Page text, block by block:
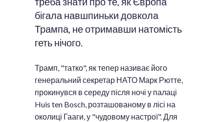
бігала навшпиньки довкола
Трампа, не отримавши натомість
геть нічого.
Трамп, "татко", як тепер називає його
генеральний секретар НАТО Марк Рютте,
прокинувся в середу після ночі у палаці
Huis ten Bosch, розташованому в лісі на
околиці Гааги, у "чудовому настрої". Для